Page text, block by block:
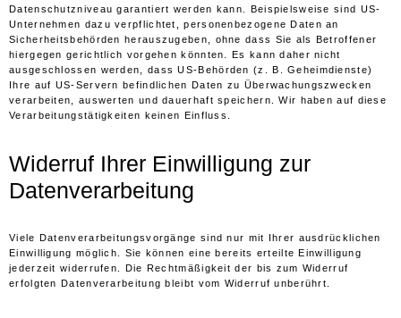
Datenschutzniveau garantiert werden kann. Beispielsweise sind US-
Unternehmen dazu verpflichtet, personenbezogene Daten an
Sicherheitsbehörden herauszugeben, ohne dass Sie als Betroffener
hiergegen gerichtlich vorgehen könnten. Es kann daher nicht
ausgeschlossen werden, dass US-Behörden (z. B. Geheimdienste)
Ihre auf US-Servern befindlichen Daten zu Überwachungszwecken
verarbeiten, auswerten und dauerhaft speichern. Wir haben auf diese
Verarbeitungstätigkeiten keinen Einfluss.
Widerruf Ihrer Einwilligung zur
Datenverarbeitung
Viele Datenverarbeitungsvorgänge sind nur mit Ihrer ausdrücklichen
Einwilligung möglich. Sie können eine bereits erteilte Einwilligung
jederzeit widerrufen. Die Rechtmäßigkeit der bis zum Widerruf
erfolgten Datenverarbeitung bleibt vom Widerruf unberührt.